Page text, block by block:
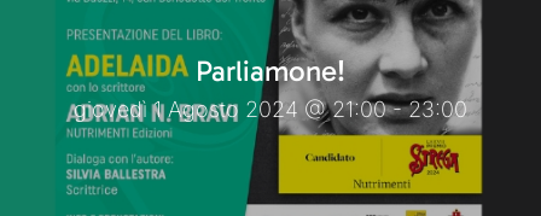
Parliamone!
giovedì 1 Agosto 2024 @ 21:00 - 23:00